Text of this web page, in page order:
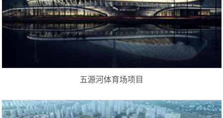
五源河体育场项目